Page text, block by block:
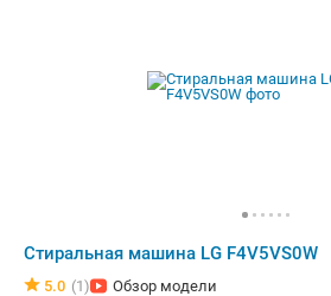
Стиральная машина LG F4V5VS0W
5.0 (1) Обзор модели